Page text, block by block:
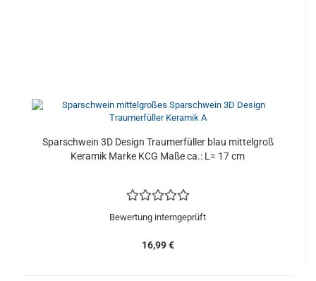
Sparschwein 3D Design Traumerfüller blau mittelgroß
Keramik Marke KCG Maße ca.: L= 17 cm
Bewertung interngeprüft
16,99 €